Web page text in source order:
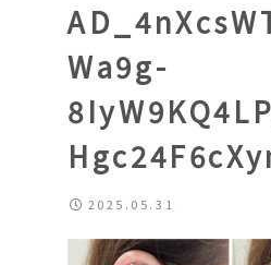
Wa9g-
2025.05.31